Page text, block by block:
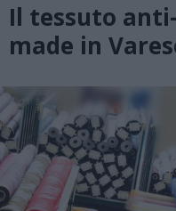
Il tessuto
made in